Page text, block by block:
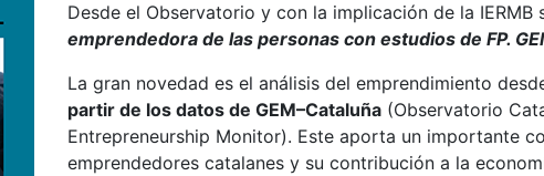
Desde el Observatorio y con la implicación de la IERMB
emprendedora de las personas con estudios de FP.
La gran novedad es el análisis del emprendimiento
partir de los datos de GEM–Cataluña (Observatorio
Entrepreneurship Monitor). Este aporta un importante
emprendedores catalanes y su contribución a la